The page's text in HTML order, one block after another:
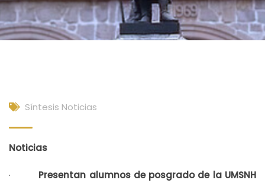
Síntesis Noticias
Noticias
· Presentan alumnos de posgrado de la UMSNH